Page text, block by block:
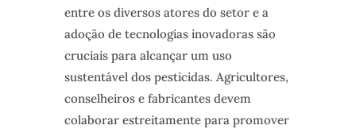
entre os diversos atores do setor e a
adoção de tecnologias inovadoras são
cruciais para alcançar um uso
sustentável dos pesticidas. Agricultores,
conselheiros e fabricantes devem
colaborar estreitamente para promover